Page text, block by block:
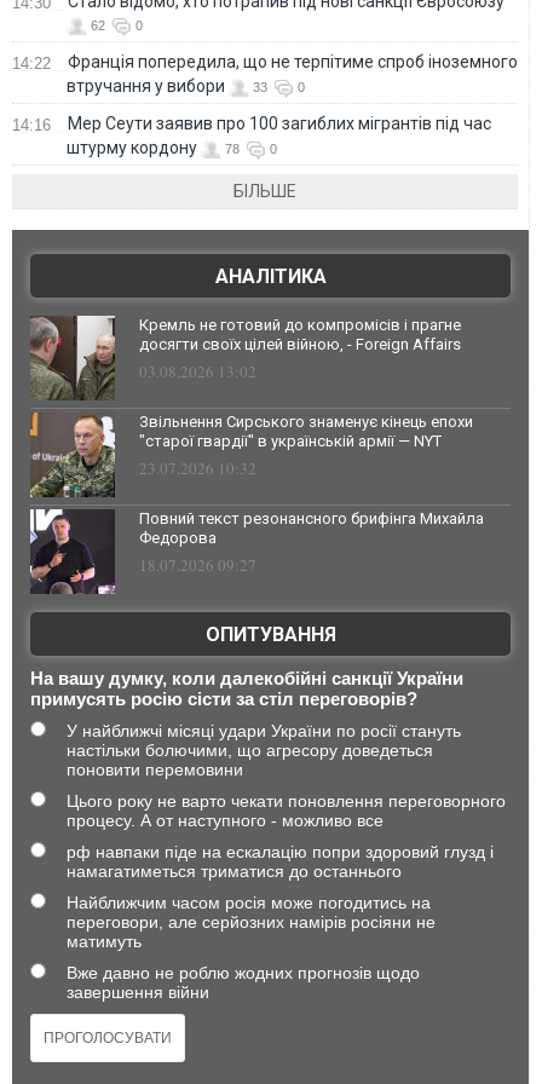
62 0
14:22
Франція попередила, що не терпітиме спроб іноземного
втручання у вибори
33 0
14:16
Мер Сеути заявив про 100 загиблих мігрантів під час
штурму кордону
78 0
БІЛЬШЕ
АНАЛІТИКА
Кремль не готовий до компромісів і прагне
досягти своїх цілей війною, - Foreign Affairs
03.08.2026 13:02
Звільнення Сирського знаменує кінець епохи
"старої гвардії" в українській армії — NYT
23.07.2026 10:32
Повний текст резонансного брифінга Михайла
Федорова
18.07.2026 09:27
ОПИТУВАННЯ
На вашу думку, коли далекобійні санкції України
примусять росію сісти за стіл переговорів?
У найближчі місяці удари України по росії стануть
настільки болючими, що агресору доведеться
поновити перемовини
Цього року не варто чекати поновлення переговорного
процесу. А от наступного - можливо все
рф навпаки піде на ескалацію попри здоровий глузд і
намагатиметься триматися до останнього
Найближчим часом росія може погодитись на
переговори, але серйозних намірів росіяни не
матимуть
Вже давно не роблю жодних прогнозів щодо
завершення війни